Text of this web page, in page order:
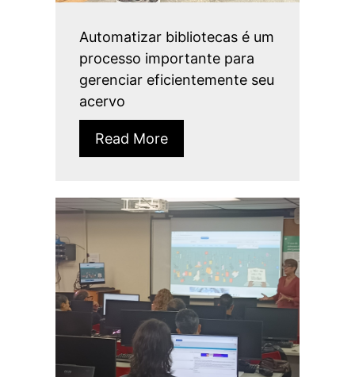
Automatizar bibliotecas é um
processo importante para
gerenciar eficientemente seu
acervo
Read More